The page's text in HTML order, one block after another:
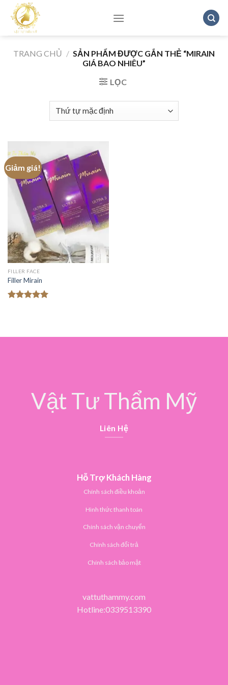
content
TRANG CHỦ / SẢN PHẨM ĐƯỢC GẮN THẺ “MIRAIN
GIÁ BAO NHIÊU”
LỌC
Giảm giá!
FILLER FACE
Filler Mirain
Vật Tư Thẩm Mỹ
Liên Hệ
Hỗ Trợ Khách Hàng
Chính sách điều khoản
Hình thức thanh toán
Chính sách vận chuyển
Chính sách đổi trả
Chính sách bảo mật
vattuthammy.com
Hotline:0339513390